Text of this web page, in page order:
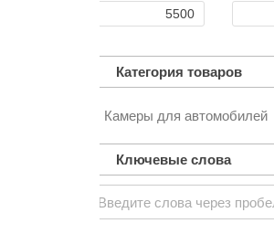
Категория товаров
Камеры для автомобилей
Ключевые слова